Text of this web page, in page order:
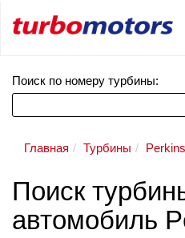
Поиск по номеру турбины:
Главная Турбины Perkins
Поиск
автомобиль